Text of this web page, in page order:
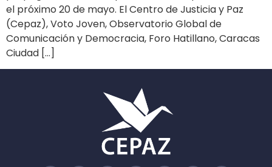
el próximo 20 de mayo. El Centro de Justicia y Paz
(Cepaz), Voto Joven, Observatorio Global de
Comunicación y Democracia, Foro Hatillano, Caracas
Ciudad […]